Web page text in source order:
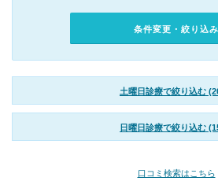
条件変更・絞り込み
土曜日診療で絞り込む
日曜日診療で絞り込む
口コミ検索はこちら